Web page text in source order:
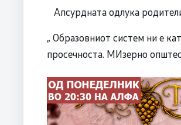
Апсурдната одлука
„ Образовниот систем ни е
просечноста. МИзерно